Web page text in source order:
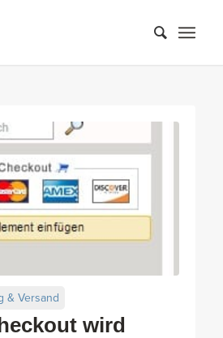
wird
& Versand